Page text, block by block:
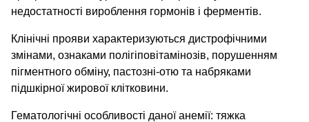
недостатності вироблення гормонів і ферментів.
Клінічні прояви характеризуються дистрофічними
змінами, ознаками полігіповітамінозів, порушенням
пігментного обміну, пастозні-отю та набряками
підшкірної жирової клітковини.
Гематологічні особливості даної анемії: тяжка